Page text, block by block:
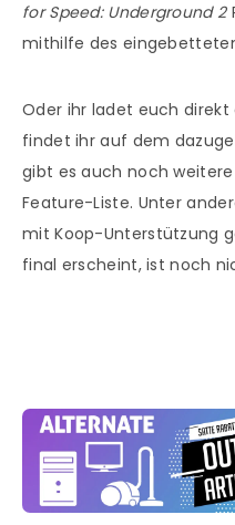
for Speed: Underground 2
mithilfe des
Oder ihr ladet euch direkt
findet ihr auf dem
gibt es auch noch
Feature-Liste. Unter
mit Koop-Unterstützung
final erscheint, ist noch